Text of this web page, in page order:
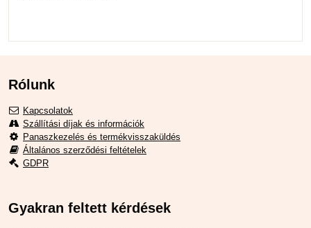
Rólunk
Kapcsolatok
Szállítási díjak és információk
Panaszkezelés és termékvisszaküldés
Általános szerződési feltételek
GDPR
Gyakran feltett kérdések